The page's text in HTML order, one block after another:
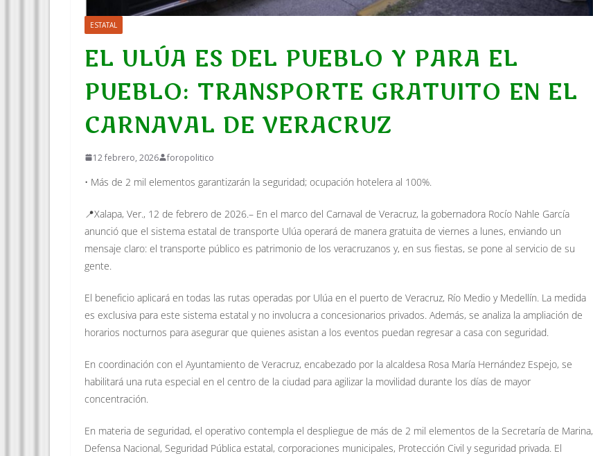
ESTATAL
EL ULÚA ES DEL PUEBLO Y PARA EL
PUEBLO: TRANSPORTE GRATUITO EN EL
CARNAVAL DE VERACRUZ
12 febrero, 2026 foropolitico
• Más de 2 mil elementos garantizarán la seguridad; ocupación hotelera al 100%.
📍Xalapa, Ver., 12 de febrero de 2026.– En el marco del Carnaval de Veracruz, la gobernadora Rocío Nahle García
anunció que el sistema estatal de transporte Ulúa operará de manera gratuita de viernes a lunes, enviando un
mensaje claro: el transporte público es patrimonio de los veracruzanos y, en sus fiestas, se pone al servicio de su
gente.
El beneficio aplicará en todas las rutas operadas por Ulúa en el puerto de Veracruz, Río Medio y Medellín. La medida
es exclusiva para este sistema estatal y no involucra a concesionarios privados. Además, se analiza la ampliación de
horarios nocturnos para asegurar que quienes asistan a los eventos puedan regresar a casa con seguridad.
En coordinación con el Ayuntamiento de Veracruz, encabezado por la alcaldesa Rosa María Hernández Espejo, se
habilitará una ruta especial en el centro de la ciudad para agilizar la movilidad durante los días de mayor
concentración.
En materia de seguridad, el operativo contempla el despliegue de más de 2 mil elementos de la Secretaría de Marina,
Defensa Nacional, Seguridad Pública estatal, corporaciones municipales, Protección Civil y seguridad privada. El